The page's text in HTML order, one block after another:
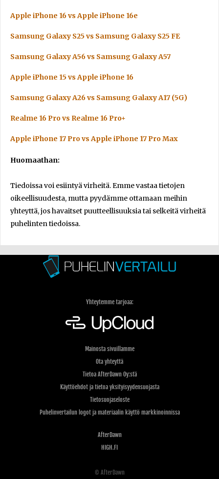
Apple iPhone 16 vs Apple iPhone 16e
Samsung Galaxy S25 vs Samsung Galaxy S25 FE
Samsung Galaxy A56 vs Samsung Galaxy A57
Apple iPhone 15 vs Apple iPhone 16
Samsung Galaxy A26 vs Samsung Galaxy A17 (5G)
Realme 16 Pro vs Realme 16 Pro+
Apple iPhone 17 Pro vs Apple iPhone 17 Pro Max
Huomaathan:
Tiedoissa voi esiintyä virheitä. Emme vastaa tietojen
oikeellisuudesta, mutta pyydämme ottamaan meihin
yhteyttä, jos havaitset puutteellisuuksia tai selkeitä virheitä
puhelinten tiedoissa.
Yhteytemme tarjoaa:
Mainosta sivuillamme
Ota yhteyttä
Tietoa AfterDawn Oy:stä
Käyttöehdot ja tietoa yksityisyydensuojasta
Tietosuojaseloste
Puhelinvertailun logot ja materiaalin käyttö markkinoinnissa
AfterDawn
HIGH.FI
© AfterDawn